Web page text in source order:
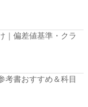
｜偏差値基準・クラ
考書おすすめ＆科目